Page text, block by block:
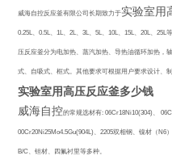
威海自控反应釜有限公司长期致力于实验室用
0.25L、0.5L、1L、2L、3L、5L、10L、15L、20L、25L
压反应釜分为电加热、蒸汽加热、导热油循环加热，
式、自吸式、框式。其他要求可根据用户要求设计、制
实验室用高压反应釜多少钱
威海自控的常规选材有: 06Cr18Ni10(304) 、
00Cr20Ni25Mo4.5Gu(904L) 、2205双相钢、镍材（ N6
B/C、钽材、四氟衬里等多种。